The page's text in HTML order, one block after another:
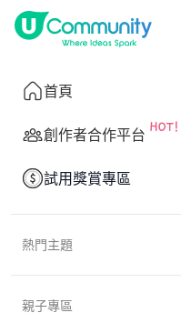
首頁
創作者合作平台
試用獎賞專區
熱門主題
親子專區